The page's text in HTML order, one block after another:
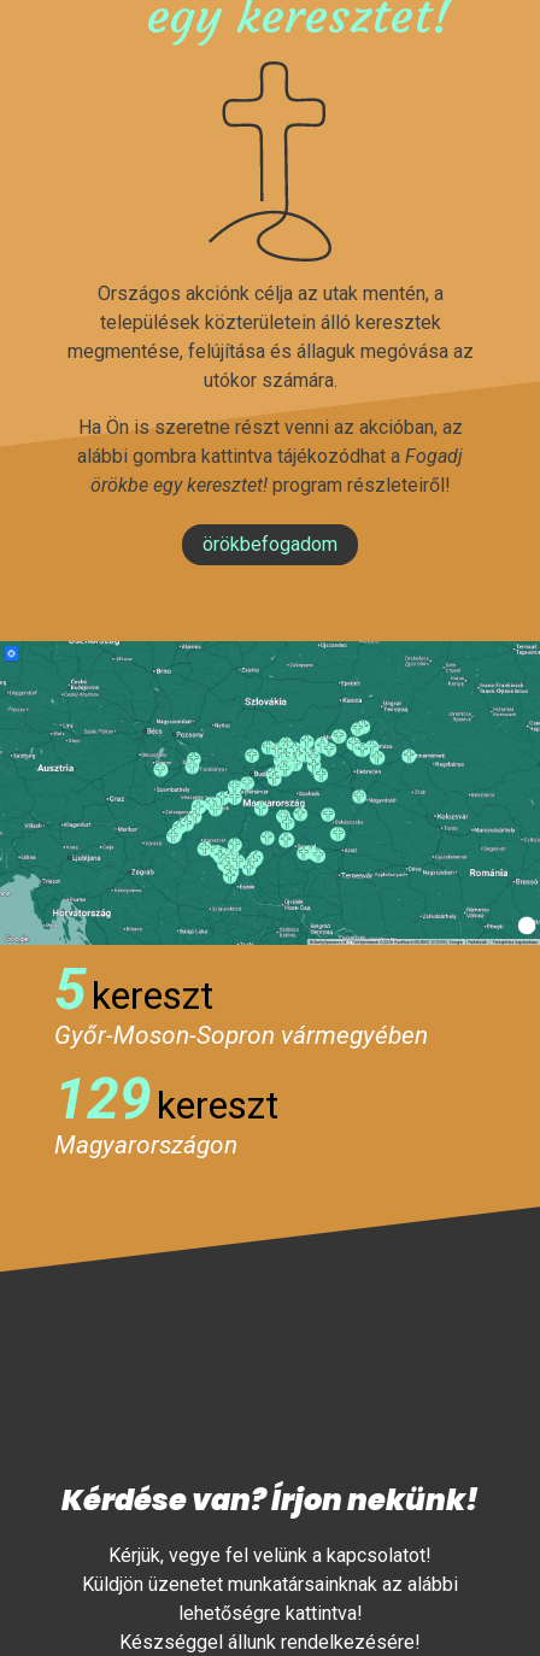
egy keresztet!
Országos akciónk célja az utak mentén, a
települések közterületein álló keresztek
megmentése, felújítása és állaguk megóvása az
utókor számára.
Ha Ön is szeretne részt venni az akcióban, az
alábbi gombra kattintva tájékozódhat a Fogadj
örökbe egy keresztet!program részleteiről!
örökbefogadom
5kereszt
Győr-Moson-Sopron vármegyében
129kereszt
Magyarországon
Kérdése van? Írjon nekünk!
Kérjük, vegye fel velünk a kapcsolatot!
Küldjön üzenetet munkatársainknak az alábbi
lehetőségre kattintva!
Készséggel állunk rendelkezésére!